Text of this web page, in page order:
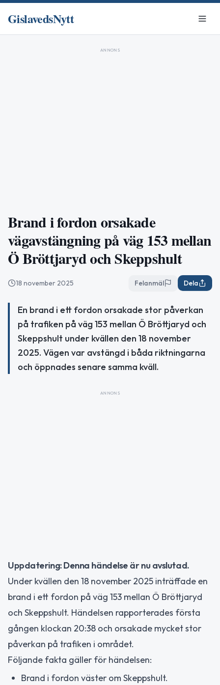
GislavedsNytt
ANNONS
Brand i fordon orsakade
vägavstängning på väg 153 mellan
Ö Bröttjaryd och Skeppshult
18 november 2025 Felanmäl Dela
En brand i ett fordon orsakade stor påverkan
på trafiken på väg 153 mellan Ö Bröttjaryd och
Skeppshult under kvällen den 18 november
2025. Vägen var avstängd i båda riktningarna
och öppnades senare samma kväll.
ANNONS
Uppdatering: Denna händelse är nu avslutad.
Under kvällen den 18 november 2025 inträffade en
brand i ett fordon på väg 153 mellan Ö Bröttjaryd
och Skeppshult. Händelsen rapporterades första
gången klockan 20:38 och orsakade mycket stor
påverkan på trafiken i området.
Följande fakta gäller för händelsen:
Brand i fordon väster om Skeppshult.